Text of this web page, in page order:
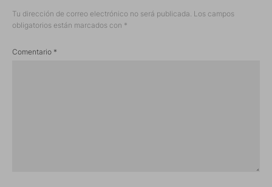
Tu dirección de correo electrónico no será publicada. Los campos
obligatorios están marcados con *
Comentario *